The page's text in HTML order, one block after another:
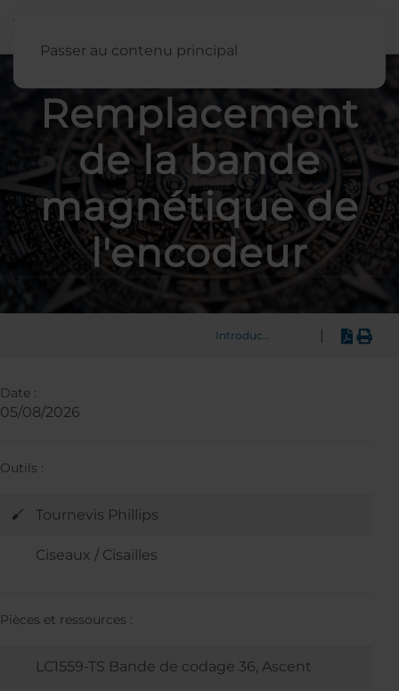
Passer au contenu principal
Remplacement
de la bande
magnétique de
l'encodeur
Introduction
Date :
05/08/2026
Outils :
Tournevis Phillips
Ciseaux / Cisailles
Pièces et ressources :
LC1559-TS Bande de codage 36, Ascent